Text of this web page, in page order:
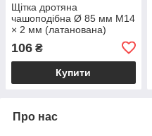
Щітка дротяна
чашоподібна Ø 85 мм М14
× 2 мм (латанована)
106 ₴
Купити
Про нас